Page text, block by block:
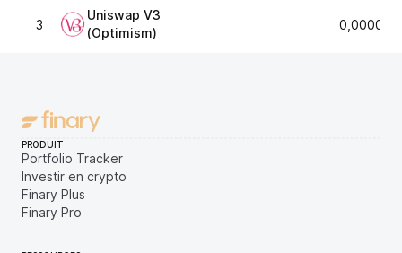
3
Uniswap V3
(Optimism)
PRODUIT
Portfolio Tracker
Investir en crypto
Finary Plus
Finary Pro